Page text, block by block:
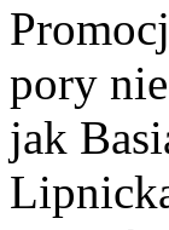
pory
jak